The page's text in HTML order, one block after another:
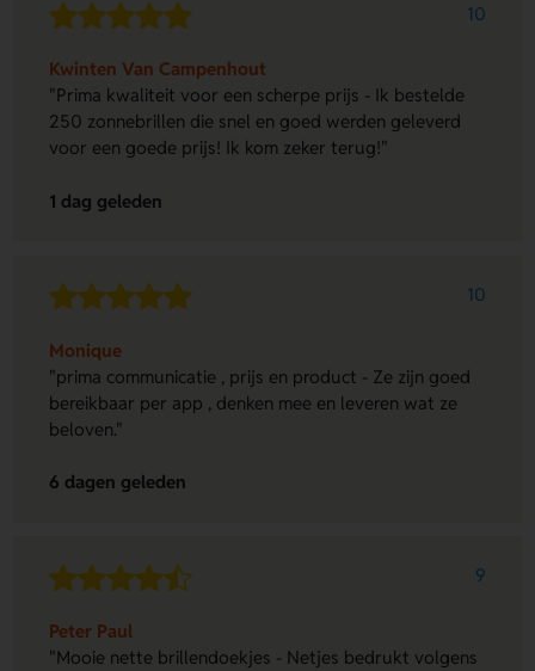
10
Kwinten Van Campenhout
"Prima kwaliteit voor een scherpe prijs - Ik bestelde
250 zonnebrillen die snel en goed werden geleverd
voor een goede prijs! Ik kom zeker terug!"
1 dag geleden
10
Monique
"prima communicatie , prijs en product - Ze zijn goed
bereikbaar per app , denken mee en leveren wat ze
beloven."
6 dagen geleden
9
Peter Paul
"Mooie nette brillendoekjes - Netjes bedrukt volgens